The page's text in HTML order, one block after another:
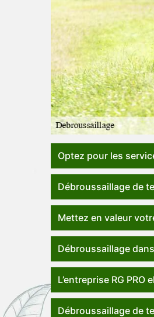
Optez pour les
Débroussaillage de
Mettez en valeur
Débroussaillage
L’entreprise RG
Débroussaillage de